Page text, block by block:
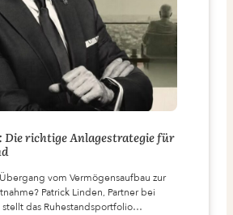
Die richtige Anlagestrategie für
vom Vermögensaufbau zur
Patrick Linden, Partner bei
stellt das Ruhestandsportfolio…